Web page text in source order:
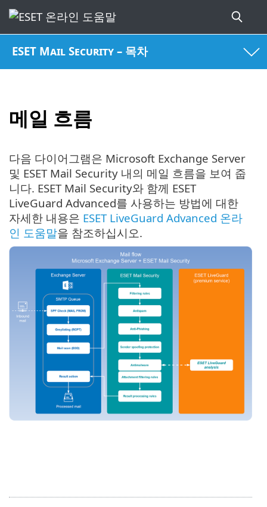
ESET Mail Security – 목차
메일 흐름
다음 다이어그램은 Microsoft Exchange Server
및 ESET Mail Security 내의 메일 흐름을 보여 줍
니다. ESET Mail Security와 함께 ESET
LiveGuard Advanced를 사용하는 방법에 대한
자세한 내용은 ESET LiveGuard Advanced 온라
인 도움말을 참조하십시오.